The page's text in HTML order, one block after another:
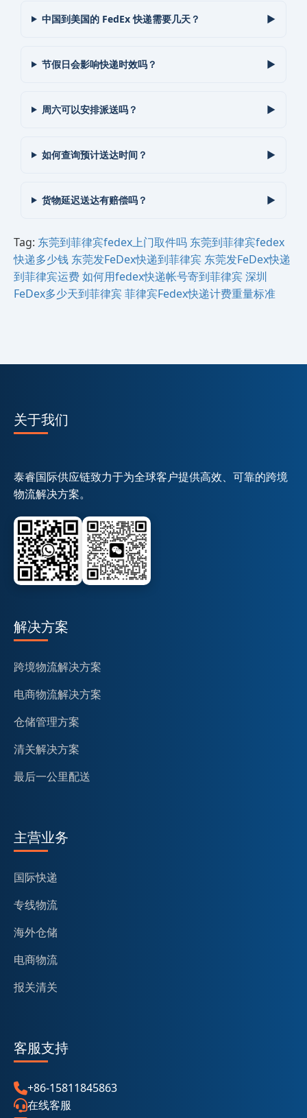
中国到美国的 FedEx 快递需要几天？
节假日会影响快递时效吗？
周六可以安排派送吗？
如何查询预计送达时间？
货物延迟送达有赔偿吗？
Tag: 东莞到‌‌‌菲律宾fedex上门取件吗 东莞到‌‌‌菲律宾fedex
快递多少钱 东莞发FeDex快递到‌‌‌菲律宾 东莞发FeDex快递
到‌‌‌菲律宾运费如何用fedex快递帐号寄到‌‌‌菲律宾深圳
FeDex多少天到‌‌‌菲律宾菲律宾Fedex快递计费重量标准
关于我们
泰睿国际供应链致力于为全球客户提供高效、可靠的跨境
物流解决方案。
解决方案
跨境物流解决方案
电商物流解决方案
仓储管理方案
清关解决方案
最后一公里配送
主营业务
国际快递
专线物流
海外仓储
电商物流
报关清关
客服支持
+86-15811845863
在线客服